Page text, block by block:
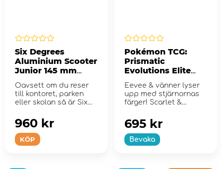
Six Degrees
Aluminium Scooter
Junior 145 mm
Oavsett om du reser
till kontoret, parken
eller skolan så är Six
KÖP
960 kr
Pokémon TCG:
Prismatic
Evolutions Elite
Eevee & vänner lyser
upp med stjärnornas
färger! Scarlet &
Bevaka
695 kr